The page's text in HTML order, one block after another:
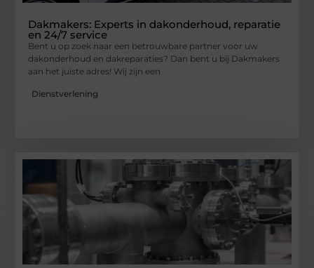
Dakmakers: Experts in dakonderhoud, reparatie
en 24/7 service
Bent u op zoek naar een betrouwbare partner voor uw
dakonderhoud en dakreparaties? Dan bent u bij Dakmakers
aan het juiste adres! Wij zijn een
Dienstverlening